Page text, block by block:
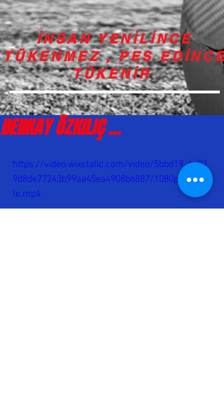
İNSAN YENİLİNCE
TÜKENMEZ , PES EDİNCE
TÜKENİR
BERKAY ÖZKILIÇ …
https://video.wixstatic.com/video/5bbd19_4a02
9d8de77243b99aa45ea4908b6887/1080p/mp4/fi
le.mp4